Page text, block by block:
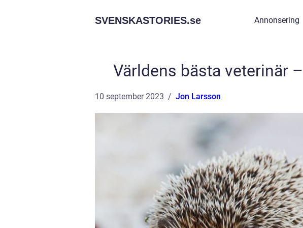
SVENSKASTORIES.se Annonsering
Världens bästa veterinär
10 september 2023 Jon Larsson